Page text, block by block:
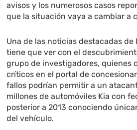
avisos y los numerosos casos
que la situación vaya a cambiar a
Una de las noticias destacadas de
tiene que ver con el
grupo de investigadores, quienes
críticos en el portal de
fallos podrían permitir a un
millones de automóviles Kia con
posterior a 2013 conociendo
del vehículo.